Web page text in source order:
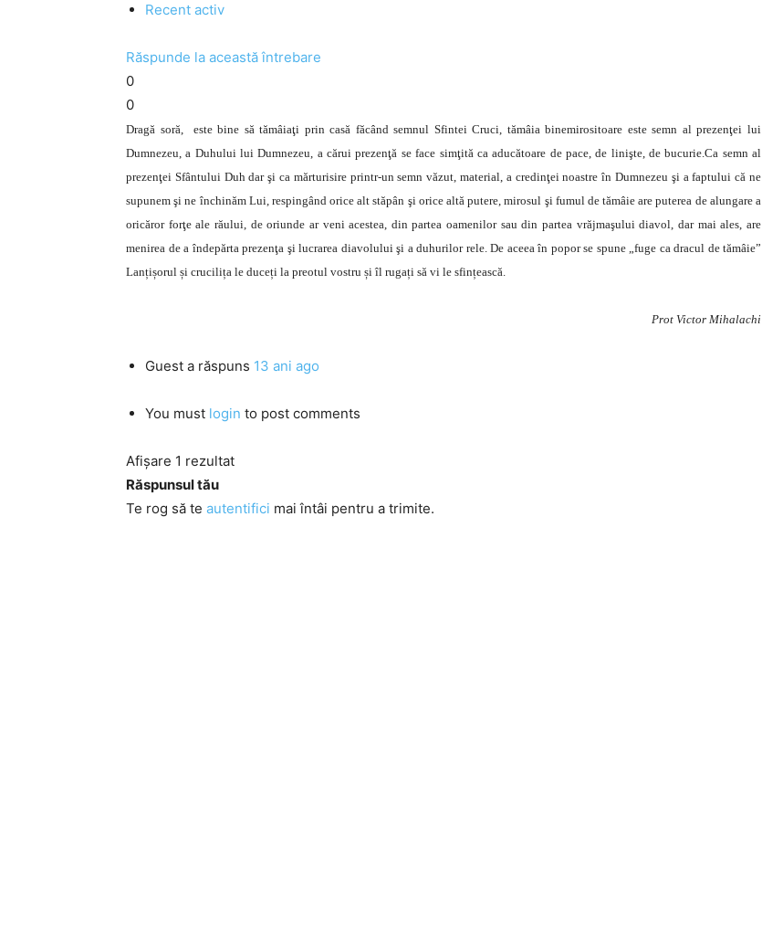
Recent activ
Răspunde la această întrebare
0
0
Dragă soră, este bine să tămâiaţi prin casă făcând semnul Sfintei Cruci, tămâia binemirositoare este semn al prezenţei lui
Dumnezeu, a Duhului lui Dumnezeu, a cărui prezenţă se face simţită ca aducătoare de pace, de linişte, de bucurie.Ca semn al
prezenţei Sfântului Duh dar şi ca mărturisire printr-un semn văzut, material, a credinţei noastre în Dumnezeu şi a faptului că ne
supunem şi ne închinăm Lui, respingând orice alt stăpân şi orice altă putere, mirosul şi fumul de tămâie are puterea de alungare a
oricăror forţe ale răului, de oriunde ar veni acestea, din partea oamenilor sau din partea vrăjmaşului diavol, dar mai ales, are
menirea de a îndepărta prezenţa şi lucrarea diavolului şi a duhurilor rele. De aceea în popor se spune „fuge ca dracul de tămâie”
Lanțișorul și crucilița le duceți la preotul vostru și îl rugați să vi le sfințească.
Prot Victor Mihalachi
Guest a răspuns 13 ani ago
You must login to post comments
Afișare 1 rezultat
Răspunsul tău
Te rog să te autentifici mai întâi pentru a trimite.